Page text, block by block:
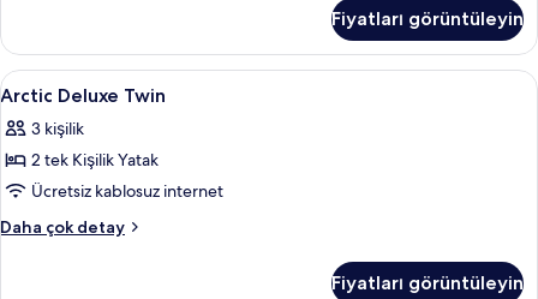
hakkında
daha
fazla
Fiyatları görüntüleyin
Arctic
Deluxe
Twin
için
tüm
fotoğrafları
Kaliteli yatak takımı, memory foam
4
Arctic Deluxe Twin
3 kişilik
2 tek Kişilik Yatak
Ücretsiz kablosuz internet
Daha çok detay
Arctic
Fiyatları görüntüleyin